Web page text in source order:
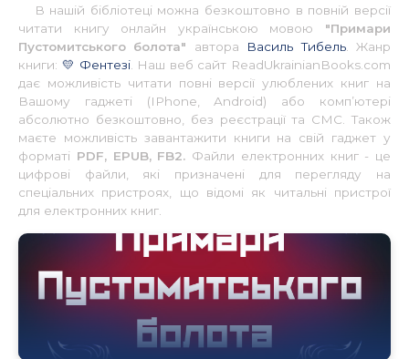
В нашій бібліотеці можна безкоштовно в повній версії
читати книгу онлайн українською мовою "Примари
Пустомитського болота" автора Василь Тибель. Жанр
книги: 💛 Фентезі. Наш веб сайт ReadUkrainianBooks.com
дає можливість читати повні версії улюблених книг на
Вашому гаджеті (IPhone, Android) або комп’ютері
абсолютно безкоштовно, без реєстрації та СМС. Також
маєте можливість завантажити книги на свій гаджет у
форматі PDF, EPUB, FB2. Файли електронних книг - це
цифрові файли, які призначені для перегляду на
спеціальних пристроях, що відомі як читальні пристрої
для електронних книг.